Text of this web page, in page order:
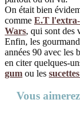
On était bien
comme E.T
Wars, qui sont des
Enfin, les
années 90 avec les
en citer quelques-
gum ou les
Vous